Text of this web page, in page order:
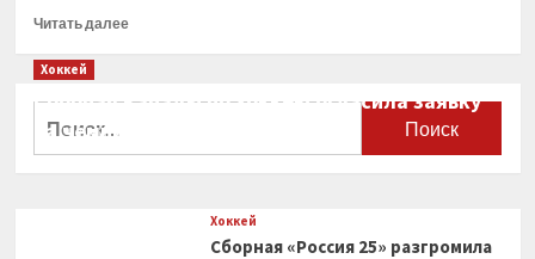
Читать далееПрочитать
отставание
Хоккей
Сборная Канады по хоккею огласила заявку
на чемпионат мира
Хоккей
Сборная «Россия 25» разгромила